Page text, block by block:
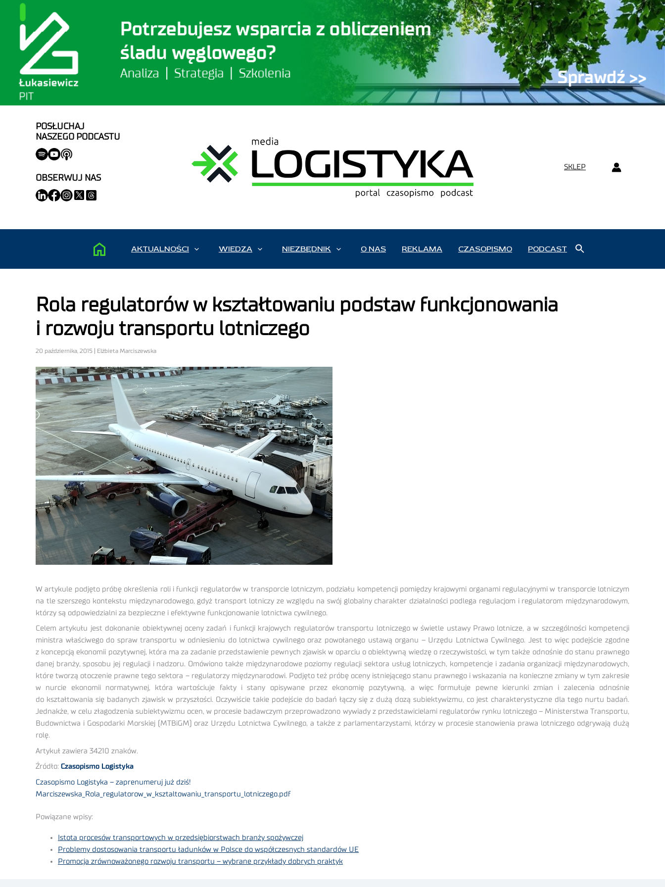
POSŁUCHAJ
NASZEGO PODCASTU
OBSERWUJ NAS
SKLEP
AKTUALNOŚCI WIEDZA NIEZBĘDNIK O NAS REKLAMA CZASOPISMO PODCAST
Rola regulatorów w kształtowaniu podstaw funkcjonowania
i rozwoju transportu lotniczego
20 października, 2015 | Elżbieta Marciszewska
W artykule podjęto próbę określenia roli i funkcji regulatorów w transporcie lotniczym, podziału kompetencji pomiędzy krajowymi organami regulacyjnymi w transporcie lotniczym
na tle szerszego kontekstu międzynarodowego, gdyż transport lotniczy ze względu na swój globalny charakter działalności podlega regulacjom i regulatorom międzynarodowym,
którzy są odpowiedzialni za bezpieczne i efektywne funkcjonowanie lotnictwa cywilnego.
Celem artykułu jest dokonanie obiektywnej oceny zadań i funkcji krajowych regulatorów transportu lotniczego w świetle ustawy Prawo lotnicze, a w szczególności kompetencji
ministra właściwego do spraw transportu w odniesieniu do lotnictwa cywilnego oraz powołanego ustawą organu – Urzędu Lotnictwa Cywilnego. Jest to więc podejście zgodne
z koncepcją ekonomii pozytywnej, która ma za zadanie przedstawienie pewnych zjawisk w oparciu o obiektywną wiedzę o rzeczywistości, w tym także odnośnie do stanu prawnego
danej branży, sposobu jej regulacji i nadzoru. Omówiono także międzynarodowe poziomy regulacji sektora usług lotniczych, kompetencje i zadania organizacji międzynarodowych,
które tworzą otoczenie prawne tego sektora – regulatorzy międzynarodowi. Podjęto też próbę oceny istniejącego stanu prawnego i wskazania na konieczne zmiany w tym zakresie
w nurcie ekonomii normatywnej, która wartościuje fakty i stany opisywane przez ekonomię pozytywną, a więc formułuje pewne kierunki zmian i zalecenia odnośnie
do kształtowania się badanych zjawisk w przyszłości. Oczywiście takie podejście do badań łączy się z dużą dozą subiektywizmu, co jest charakterystyczne dla tego nurtu badań.
Jednakże, w celu złagodzenia subiektywizmu ocen, w procesie badawczym przeprowadzono wywiady z przedstawicielami regulatorów rynku lotniczego – Ministerstwa Transportu,
Budownictwa i Gospodarki Morskiej (MTBiGM) oraz Urzędu Lotnictwa Cywilnego, a także z parlamentarzystami, którzy w procesie stanowienia prawa lotniczego odgrywają dużą
rolę.
Artykuł zawiera 34210 znaków.
Źródło: Czasopismo Logistyka
Czasopismo Logistyka – zaprenumeruj już dziś!
Marciszewska_Rola_regulatorow_w_ksztaltowaniu_transportu_lotniczego.pdf
Powiązane wpisy:
Istota procesów transportowych w przedsiębiorstwach branży spożywczej
Problemy dostosowania transportu ładunków w Polsce do współczesnych standardów UE
Promocja zrównoważonego rozwoju transportu – wybrane przykłady dobrych praktyk